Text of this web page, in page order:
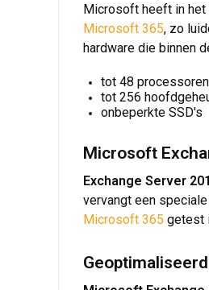
Microsoft heeft in het
Microsoft 365, zo
hardware die binnen
tot 48 processoren
tot 256
onbeperkte SSD's
Microsoft
Exchange Server
vervangt een
Microsoft 365 getest